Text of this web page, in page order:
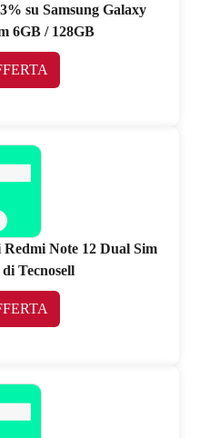
su Samsung Galaxy
6GB / 128GB
Note 12 Dual Sim
Tecnosell